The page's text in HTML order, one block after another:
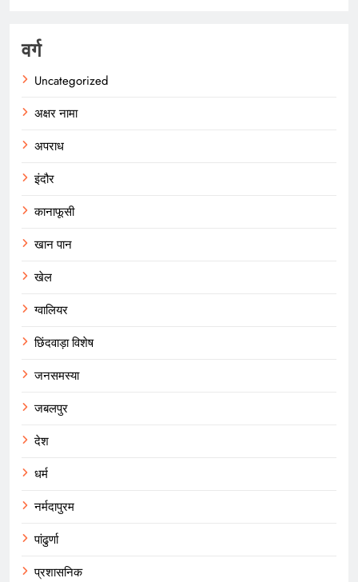
वर्ग
Uncategorized
अक्षर नामा
अपराध
इंदौर
कानाफूसी
खान पान
खेल
ग्वालियर
छिंदवाड़ा विशेष
जनसमस्या
जबलपुर
देश
धर्म
नर्मदापुरम
पांढुर्णा
प्रशासनिक